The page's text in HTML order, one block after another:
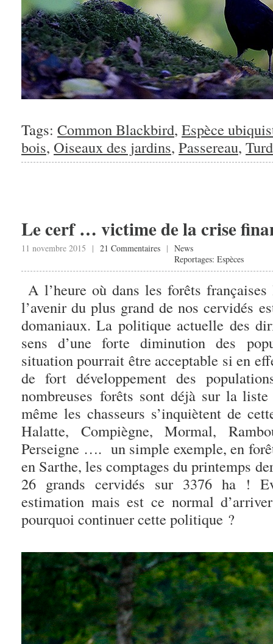
Tags: Common Blackbird, Espèce
bois, Oiseaux des jardins, Passereau,
Le cerf … victime de la crise
11 novembre 2015 | 21 Commentaires | News
Reportages: Espèces
A l’heure où dans les forêts
l’avenir du plus grand de nos cervidés
domaniaux. La politique actuelle des
sens d’une forte diminution des
situation pourrait être acceptable si en
de fort développement des
nombreuses forêts sont déjà sur la
même les chasseurs s’inquiètent de
Halatte, Compiègne, Mormal,
Perseigne …. un simple exemple, en
en Sarthe, les comptages du printemps
26 grands cervidés sur 3376 ha !
estimation mais est ce normal
pourquoi continuer cette politique ?